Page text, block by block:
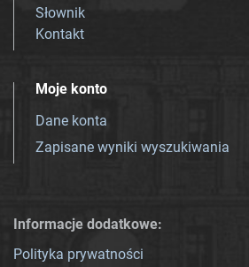
Słownik
Kontakt
Moje konto
Dane konta
Zapisane wyniki wyszukiwania
Informacje dodatkowe:
Polityka prywatności